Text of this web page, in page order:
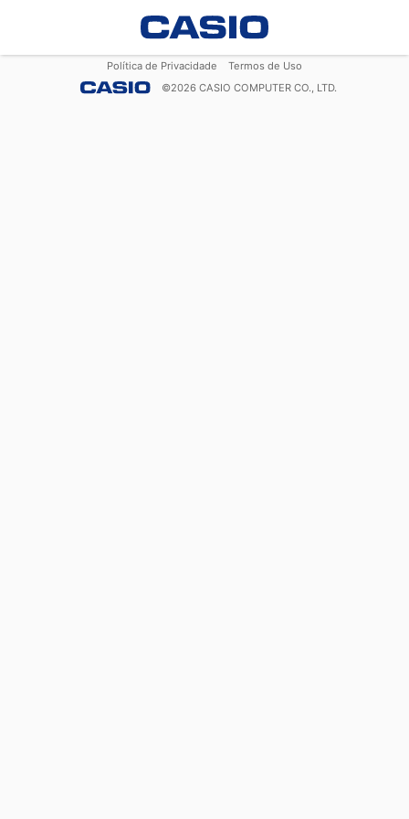
Política de Privacidade
Termos de Uso
©2026 CASIO COMPUTER CO., LTD.